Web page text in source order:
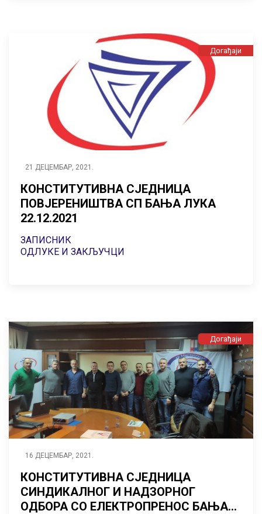
Догађаји
21 ДЕЦЕМБАР, 2021.
КОНСТИТУТИВНА СЈЕДНИЦА
ПОВЈЕРЕНИШТВА СП БАЊА ЛУКА
22.12.2021
ЗАПИСНИК
ОДЛУКЕ И ЗАКЉУЧЦИ
Догађаји
16 ДЕЦЕМБАР, 2021.
КОНСТИТУТИВНА СЈЕДНИЦА
СИНДИКАЛНОГ И НАДЗОРНОГ
ОДБОРА СО ЕЛЕКТРОПРЕНОС БАЊА